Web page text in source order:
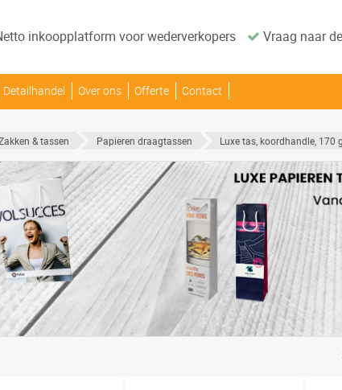
inkoopplatform voor wederverkopers Vraag naar
Detailhandel Over ons Offerte Contact
& tassen Papieren draagtassen Luxe tas, koordhandle, 170